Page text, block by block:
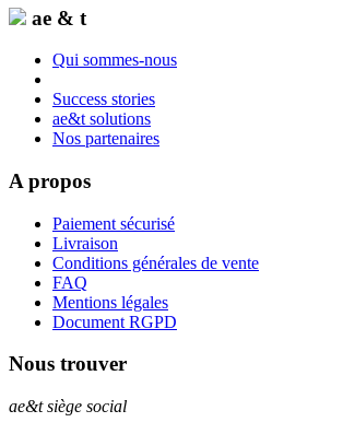
ae & t
Qui sommes-nous
Success stories
ae&t solutions
Nos partenaires
A propos
Paiement sécurisé
Livraison
Conditions générales de vente
FAQ
Mentions légales
Document RGPD
Nous trouver
ae&tsiège social